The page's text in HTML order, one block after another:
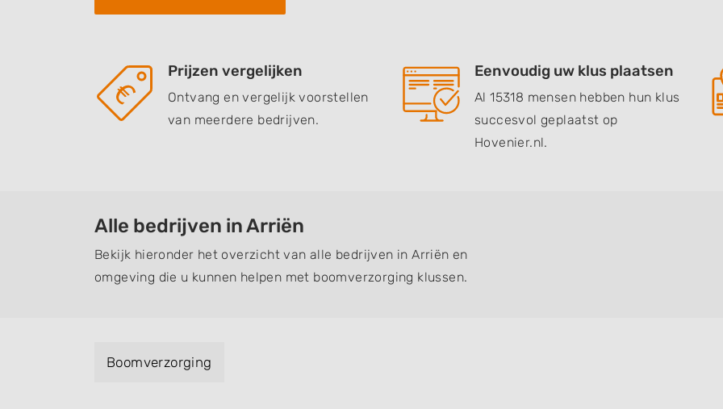
Prijzen vergelijken
Ontvang en vergelijk voorstellen
van meerdere bedrijven.
Eenvoudig uw klus plaatsen
Al 15318 mensen hebben hun klus
succesvol geplaatst op
Hovenier.nl.
Alle bedrijven in Arriën
Bekijk hieronder het overzicht van alle bedrijven in Arriën en
omgeving die u kunnen helpen met boomverzorging klussen.
Boomverzorging